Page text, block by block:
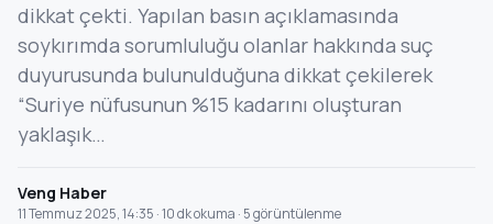
dikkat çekti. Yapılan basın açıklamasında
soykırımda sorumluluğu olanlar hakkında suç
duyurusunda bulunulduğuna dikkat çekilerek
“Suriye nüfusunun %15 kadarını oluşturan
yaklaşık…
Veng Haber
11 Temmuz 2025, 14:35 · 10 dk okuma · 5 görüntülenme